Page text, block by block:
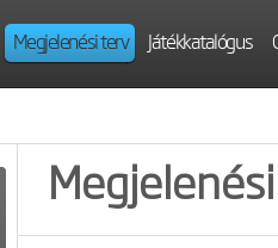
Megjelenési terv Játékkatalógus